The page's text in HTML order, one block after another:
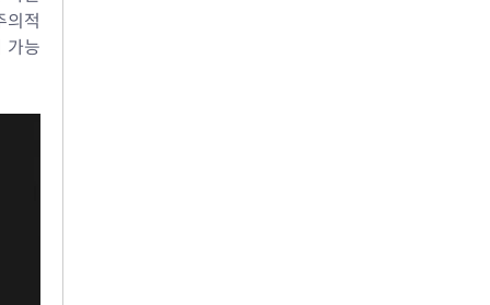
의적
가능